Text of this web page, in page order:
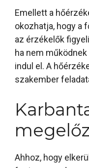
Emellett a
okozhatja, hogy a
az érzékelők
ha nem
indul el. A
szakember
Ahhoz, hogy